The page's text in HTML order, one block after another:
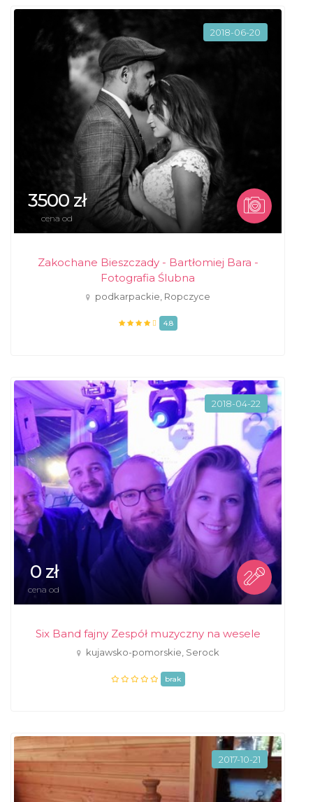
2018-06-20
3500 zł
cena od
Zakochane Bieszczady - Bartłomiej Bara -
Fotografia Ślubna
podkarpackie, Ropczyce
4.8
2018-04-22
0 zł
cena od
Six Band fajny Zespół muzyczny na wesele
kujawsko-pomorskie, Serock
brak
2017-10-21